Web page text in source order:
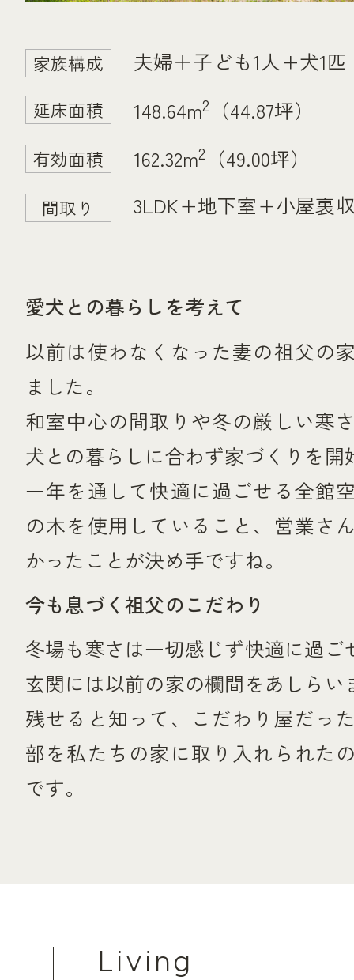
家族構成 夫婦＋子ども1人+犬1匹
延床面積 148.64m2 （44.87坪）
有効面積 162.32m2 （49.00坪）
間取り 3LDK+地下室+小屋裏
愛犬との暮らしを考えて
以前は使わなくなった妻の祖父の
ました。
和室中心の間取りや冬の厳しい寒
犬との暮らしに合わず家づくりを開
一年を通して快適に過ごせる全館
の木を使用していること、営業さ
かったことが決め手ですね。
今も息づく祖父のこだわり
冬場も寒さは一切感じず快適に過ご
玄関には以前の家の欄間をあしらい
残せると知って、こだわり屋だっ
部を私たちの家に取り入れられた
です。
Living